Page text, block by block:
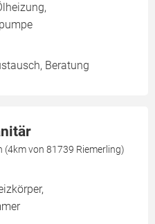
Beratung
(4km von 81739 Riemerling)